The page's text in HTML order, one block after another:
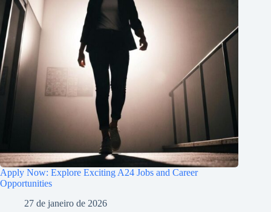
Apply Now: Explore Exciting A24 Jobs and Career
Opportunities
27 de janeiro de 2026